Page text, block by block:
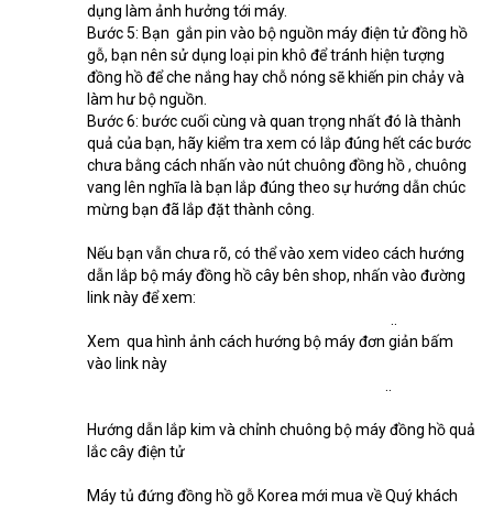
dụng làm ảnh hưởng tới máy.
Bước 5: Bạn  gắn pin vào bộ nguồn máy điện tử đồng hồ
gỗ, bạn nên sử dụng loại pin khô để tránh hiện tượng
đồng hồ để che nắng hay chỗ nóng sẽ khiến pin chảy và
làm hư bộ nguồn.
Bước 6: bước cuối cùng và quan trọng nhất đó là thành
quả của bạn, hãy kiểm tra xem có lắp đúng hết các bước
chưa bằng cách nhấn vào nút chuông đồng hồ , chuông
vang lên nghĩa là bạn lắp đúng theo sự hướng dẫn chúc
mừng bạn đã lắp đặt thành công.
Nếu bạn vẫn chưa rõ, có thể vào xem video cách hướng
dẫn lắp bộ máy đồng hồ cây bên shop, nhấn vào đường
link này để xem:
Xem  qua hình ảnh cách hướng bộ máy đơn giản bấm
vào link này
Hướng dẫn lắp kim và chỉnh chuông bộ máy đồng hồ quả
lắc cây điện tử
Máy tủ đứng đồng hồ gỗ Korea mới mua về Quý khách